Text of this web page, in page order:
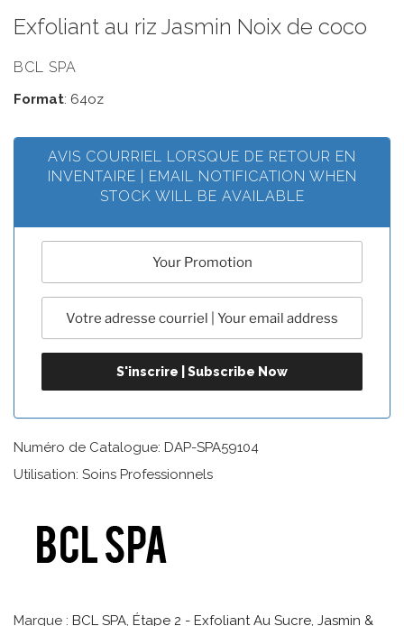
Exfoliant au riz Jasmin Noix de coco
BCL SPA
Format: 64oz
AVIS COURRIEL LORSQUE DE RETOUR EN
INVENTAIRE | EMAIL NOTIFICATION WHEN
STOCK WILL BE AVAILABLE
Numéro de Catalogue: DAP-SPA59104
Utilisation: Soins Professionnels
Marque : BCL SPA, Étape 2 - Exfoliant Au Sucre, Jasmin &